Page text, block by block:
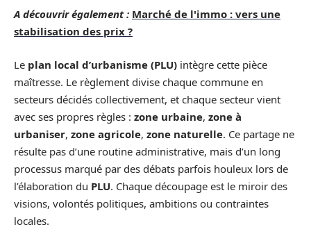
A découvrir également : Marché de l'immo : vers une
stabilisation des prix ?
Le plan local d’urbanisme (PLU) intègre cette pièce
maîtresse. Le règlement divise chaque commune en
secteurs décidés collectivement, et chaque secteur vient
avec ses propres règles : zone urbaine, zone à
urbaniser, zone agricole, zone naturelle. Ce partage ne
résulte pas d’une routine administrative, mais d’un long
processus marqué par des débats parfois houleux lors de
l’élaboration du PLU. Chaque découpage est le miroir des
visions, volontés politiques, ambitions ou contraintes
locales.